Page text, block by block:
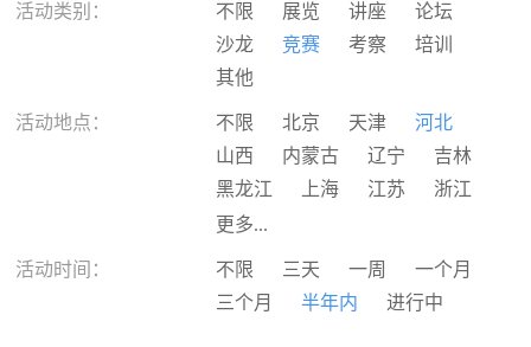
活动类别： 不限 展览 讲座
论坛
沙龙
竞赛 考察
培训
其他
活动地点： 不限 北京 天津
河北
山西
内蒙古 辽宁
吉林
黑龙江
上海 江苏
浙江
安徽
广东
广西
海南 重庆
四川
更多...
活动时间： 不限 三天 一周
一个月
三个月
半年内 进行中